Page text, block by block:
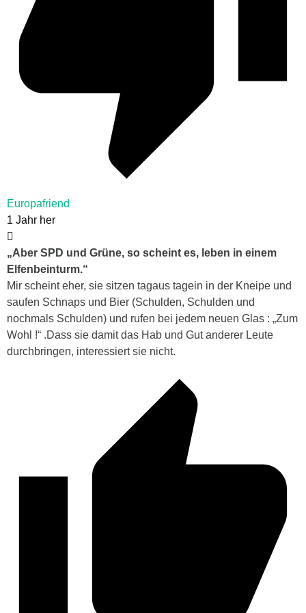
Europafriend
1 Jahr her
„Aber SPD und Grüne, so scheint es, leben in einem
Elfenbeinturm.“
Mir scheint eher, sie sitzen tagaus tagein in der Kneipe und
saufen Schnaps und Bier (Schulden, Schulden und
nochmals Schulden) und rufen bei jedem neuen Glas : „Zum
Wohl !“ .Dass sie damit das Hab und Gut anderer Leute
durchbringen, interessiert sie nicht.